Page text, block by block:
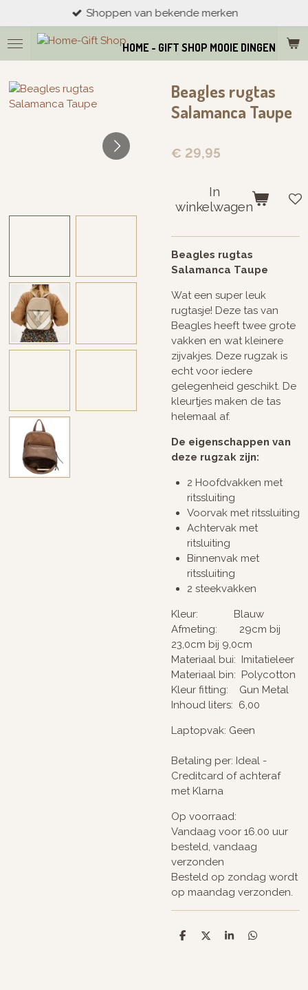
direct
naar
de
HOME - GIFT SHOP MOOIE DINGEN
Shoppen van bekende merken
Beagles rugtas
Salamanca Taupe
€ 29,95
In
winkelwagen
Beagles rugtas
Salamanca Taupe
Wat een super leuk
rugtasje! Deze tas van
Beagles heeft twee grote
vakken en wat kleinere
zijvakjes. Deze rugzak is
echt voor iedere
gelegenheid geschikt. De
kleurtjes maken de tas
helemaal af.
De eigenschappen van
deze rugzak zijn:
2 Hoofdvakken met
ritssluiting
Voorvak met ritssluiting
Achtervak met
ritsluiting
Binnenvak met
ritssluiting
2 steekvakken
Kleur: Blauw
Afmeting: 29cm bij
23,0cm bij 9,0cm
Materiaal bui: Imitatieleer
Materiaal bin: Polycotton
Kleur fitting: Gun Metal
Inhoud liters: 6,00
Laptopvak: Geen
Betaling per: Ideal -
Creditcard of achteraf
met Klarna
Op voorraad:
Vandaag voor 16.00 uur
besteld, vandaag
verzonden
Besteld op zondag wordt
op maandag verzonden.
D
D
S
D